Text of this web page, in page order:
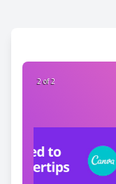
2 of 2